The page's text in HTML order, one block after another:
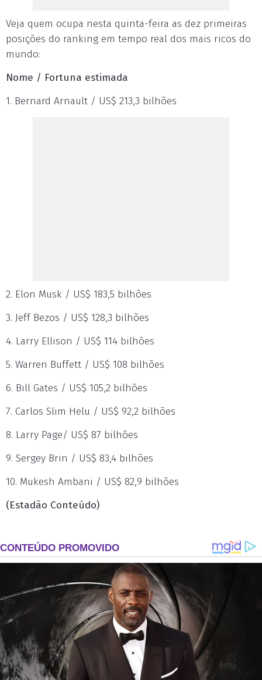
Veja quem ocupa nesta quinta-feira as dez primeiras
posições do ranking em tempo real dos mais ricos do
mundo:
Nome / Fortuna estimada
1. Bernard Arnault / US$ 213,3 bilhões
2. Elon Musk / US$ 183,5 bilhões
3. Jeff Bezos / US$ 128,3 bilhões
4. Larry Ellison / US$ 114 bilhões
5. Warren Buffett / US$ 108 bilhões
6. Bill Gates / US$ 105,2 bilhões
7. Carlos Slim Helu / US$ 92,2 bilhões
8. Larry Page/ US$ 87 bilhões
9. Sergey Brin / US$ 83,4 bilhões
10. Mukesh Ambani / US$ 82,9 bilhões
(Estadão Conteúdo)